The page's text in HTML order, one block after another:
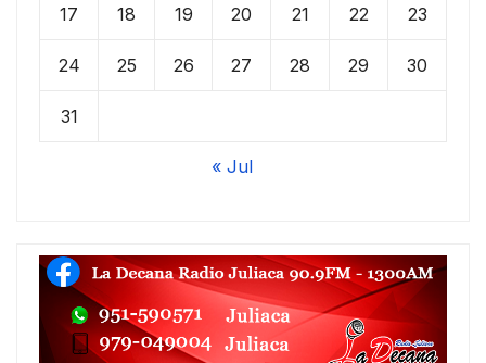
17 18 19 20 21 22 23
24 25 26 27 28 29 30
31
« Jul